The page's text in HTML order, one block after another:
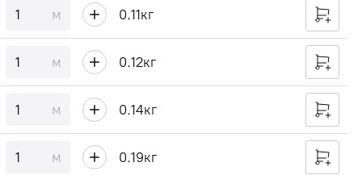
м 0.11кг
м 0.12кг
м 0.14кг
м 0.19кг